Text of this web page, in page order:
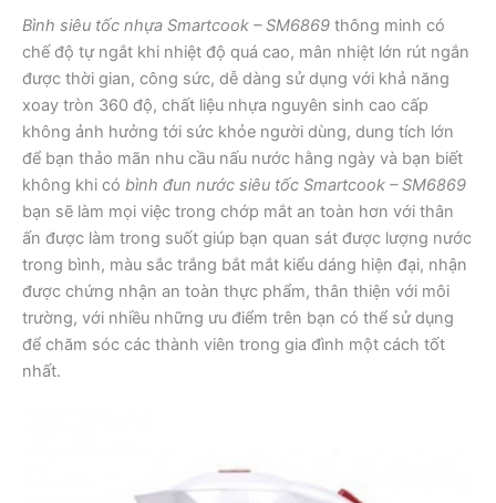
Bình siêu tốc nhựa Smartcook – SM6869 thông minh có
chế độ tự ngắt khi nhiệt độ quá cao, mân nhiệt lớn rút ngắn
được thời gian, công sức, dễ dàng sử dụng với khả năng
xoay tròn 360 độ, chất liệu nhựa nguyên sinh cao cấp
không ảnh hưởng tới sức khỏe người dùng, dung tích lớn
để bạn thảo mãn nhu cầu nấu nước hằng ngày và bạn biết
không khi có bình đun nước siêu tốc Smartcook – SM6869
bạn sẽ làm mọi việc trong chớp mắt an toàn hơn với thân
ấn được làm trong suốt giúp bạn quan sát được lượng nước
trong bình, màu sắc trắng bắt mắt kiểu dáng hiện đại, nhận
được chứng nhận an toàn thực phẩm, thân thiện với môi
trường, với nhiều những ưu điểm trên bạn có thể sử dụng
để chăm sóc các thành viên trong gia đình một cách tốt
nhất.